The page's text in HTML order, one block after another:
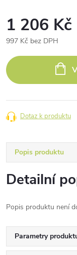
1 206 Kč
997 Kč bez DPH
cena:
Dotaz k produktu
Popis produktu
Detailní
Popis produktu není
Parametry